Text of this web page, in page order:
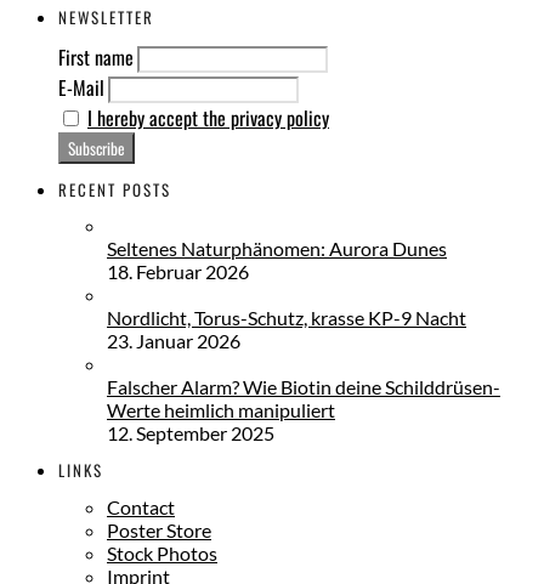
NEWSLETTER
First name
E-Mail
I hereby accept the privacy policy
RECENT POSTS
Seltenes Naturphänomen: Aurora Dunes
18. Februar 2026
Nordlicht, Torus-Schutz, krasse KP-9 Nacht
23. Januar 2026
Falscher Alarm? Wie Biotin deine Schilddrüsen-
Werte heimlich manipuliert
12. September 2025
LINKS
Contact
Poster Store
Stock Photos
Imprint